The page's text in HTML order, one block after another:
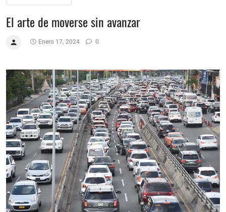
El arte de moverse sin avanzar
Enero 17, 2024 0